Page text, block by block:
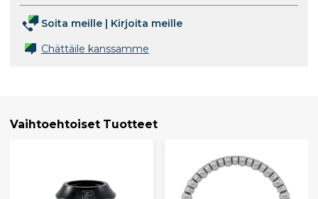
Soita meille | Kirjoita meille
Chättäile kanssamme
Vaihtoehtoiset Tuotteet